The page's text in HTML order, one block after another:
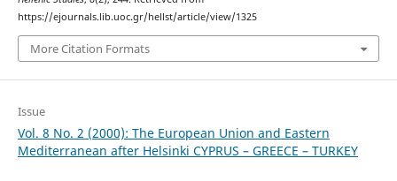
https://ejournals.lib.uoc.gr/hellst/article/view/1325
More Citation Formats
Issue
Vol. 8 No. 2 (2000): The European Union and Eastern
Mediterranean after Helsinki CYPRUS – GREECE – TURKEY